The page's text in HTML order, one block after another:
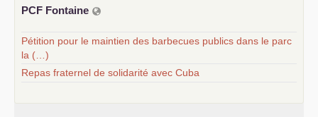
PCF Fontaine
Pétition pour le maintien des barbecues publics dans le parc
la (…)
Repas fraternel de solidarité avec Cuba